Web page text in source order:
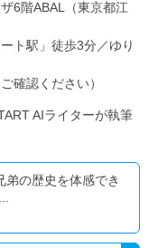
6階ABAL（東京都江
ト駅」徒歩3分／ゆり
確認ください）
AIライターが執筆
の歴史を体感でき